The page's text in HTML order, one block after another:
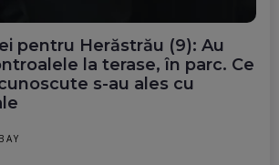
pentru Herăstrău (9): Au
la terase, în parc. Ce
s-au ales cu